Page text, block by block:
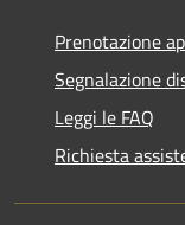
Prenotazione
Segnalazione
Leggi le FAQ
Richiesta